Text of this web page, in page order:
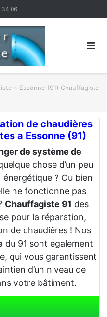
34 06
» Essonne (91) Chauffagiste
de chaudières
a Essonne (91)
de système de
chose d’un peu
? Ou bien
ne fonctionne pas
Chauffagiste 91 des
pour la réparation,
de chaudières ! Nos
du 91 sont également
qui vous garantissent
d’un niveau de
votre bâtiment.